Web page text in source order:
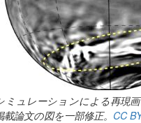
ミュレーションによる再現
論文の図を一部修正。 CC